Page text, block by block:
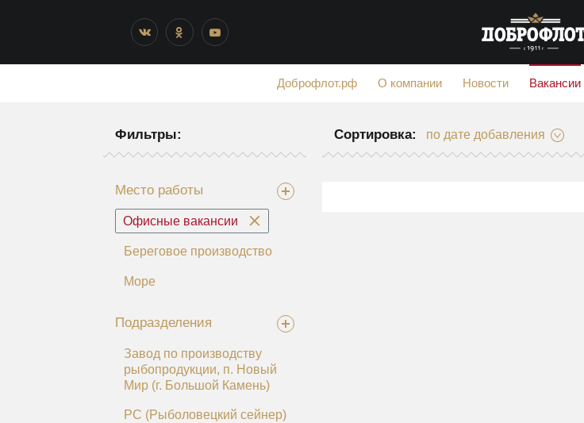
Доброфлот.рф О компании Новости Вакансии
Фильтры:
Место работы
Офисные вакансии
Береговое производство
Море
Подразделения
Завод по производству
рыбопродукции, п. Новый
Мир (г. Большой Камень)
РС (Рыболовецкий сейнер)
Сортировка: по дате добавления